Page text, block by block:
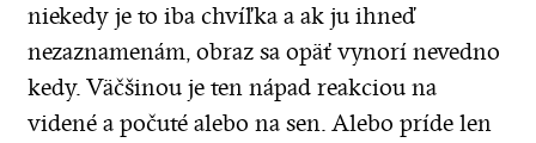
niekedy je to iba chvíľka a ak ju ihneď
nezaznamenám, obraz sa opäť vynorí nevedno
kedy. Väčšinou je ten nápad reakciou na
videné a počuté alebo na sen. Alebo príde len